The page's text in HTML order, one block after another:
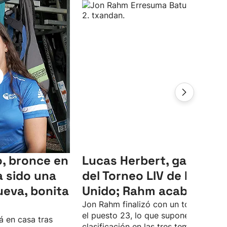
bronce en
sido una
bonita
en casa tras
Lucas Herbert, ganador
del Torneo LIV de Reino
Unido; Rahm acaba 23º
Jon Rahm finalizó con un total de -4
el puesto 23, lo que supone su peor